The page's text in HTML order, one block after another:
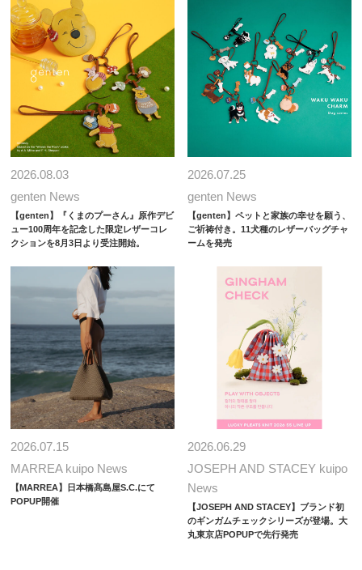
2026.08.03
genten News
【genten】『くまのプーさん』原作デビ
ュー100周年を記念した限定レザーコレ
クションを8月3日より受注開始。
2026.07.25
genten News
【genten】ペットと家族の幸せを願う、
ご祈祷付き。11犬種のレザーバッグチャ
ームを発売
2026.07.15
MARREA kuipo News
【MARREA】日本橋髙島屋S.C.にて
POPUP開催
2026.06.29
JOSEPH AND STACEY kuipo
News
【JOSEPH AND STACEY】ブランド初
のギンガムチェックシリーズが登場。大
丸東京店POPUPで先行発売